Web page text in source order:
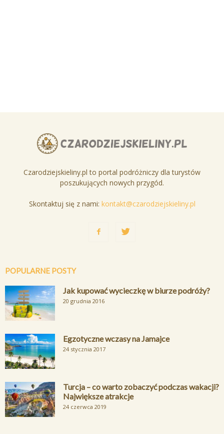
Czarodziejskieliny.pl to portal podróżniczy dla turystów
poszukujących nowych przygód.
Skontaktuj się z nami: kontakt@czarodziejskieliny.pl
POPULARNE POSTY
Jak kupować wycieczkę w biurze podróży?
20 grudnia 2016
Egzotyczne wczasy na Jamajce
24 stycznia 2017
Turcja – co warto zobaczyć podczas wakacji?
Największe atrakcje
24 czerwca 2019